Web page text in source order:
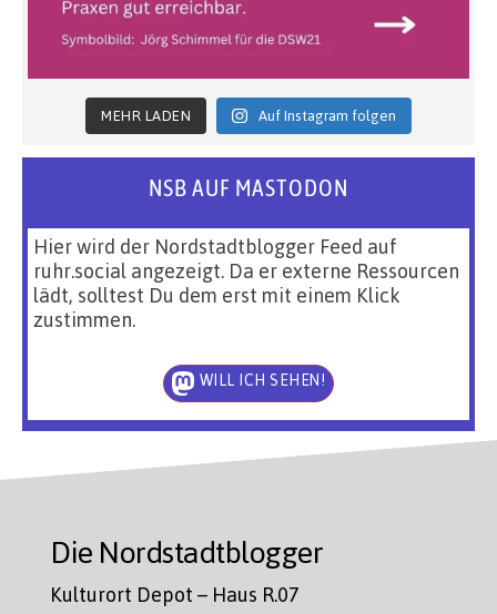
MEHR LADEN Auf Instagram folgen
NSB AUF MASTODON
Hier wird der Nordstadtblogger Feed auf
ruhr.social angezeigt. Da er externe Ressourcen
lädt, solltest Du dem erst mit einem Klick
zustimmen.
WILL ICH SEHEN!
Die Nordstadtblogger
Kulturort Depot – Haus R.07